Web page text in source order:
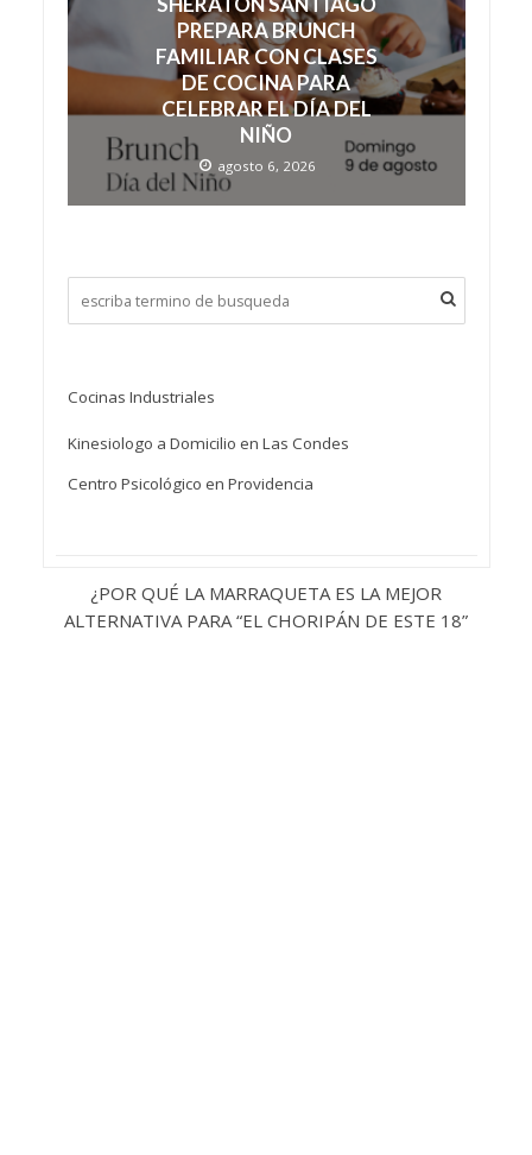
PREPARA BRUNCH
FAMILIAR CON CLASES
DE COCINA PARA
CELEBRAR EL DÍA DEL
NIÑO
agosto 6, 2026
Cocinas Industriales
Kinesiologo a Domicilio en Las Condes
Centro Psicológico en Providencia
¿POR QUÉ LA MARRAQUETA ES LA MEJOR
ALTERNATIVA PARA “EL CHORIPÁN DE ESTE 18”